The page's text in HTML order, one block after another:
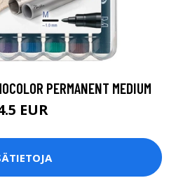
PERMANENT MEDIUM
EUR